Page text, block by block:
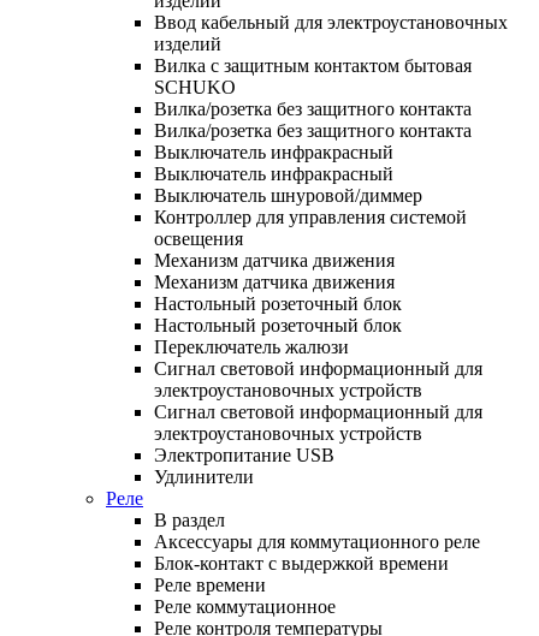
Ввод кабельный для электроустановочных
изделий
Вилка с защитным контактом бытовая
SCHUKO
Вилка/розетка без защитного контакта
Вилка/розетка без защитного контакта
Выключатель инфракрасный
Выключатель инфракрасный
Выключатель шнуровой/диммер
Контроллер для управления системой
освещения
Механизм датчика движения
Механизм датчика движения
Настольный розеточный блок
Настольный розеточный блок
Переключатель жалюзи
Сигнал световой информационный для
электроустановочных устройств
Сигнал световой информационный для
электроустановочных устройств
Электропитание USB
Удлинители
Реле
В раздел
Аксессуары для коммутационного реле
Блок-контакт с выдержкой времени
Реле времени
Реле коммутационное
Реле контроля температуры